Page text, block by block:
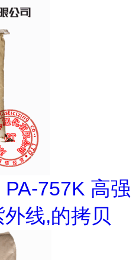
757K 高强
线,的拷贝